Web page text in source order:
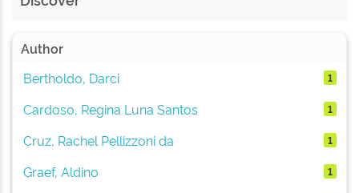
Author
Bertholdo, Darci
1
Cardoso, Regina Luna Santos 1
Cruz, Rachel Pellizzoni da 1
Graef, Aldino 1